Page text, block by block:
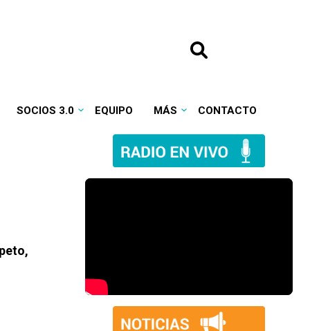
SOCIOS 3.0 EQUIPO MÁS CONTACTO
,